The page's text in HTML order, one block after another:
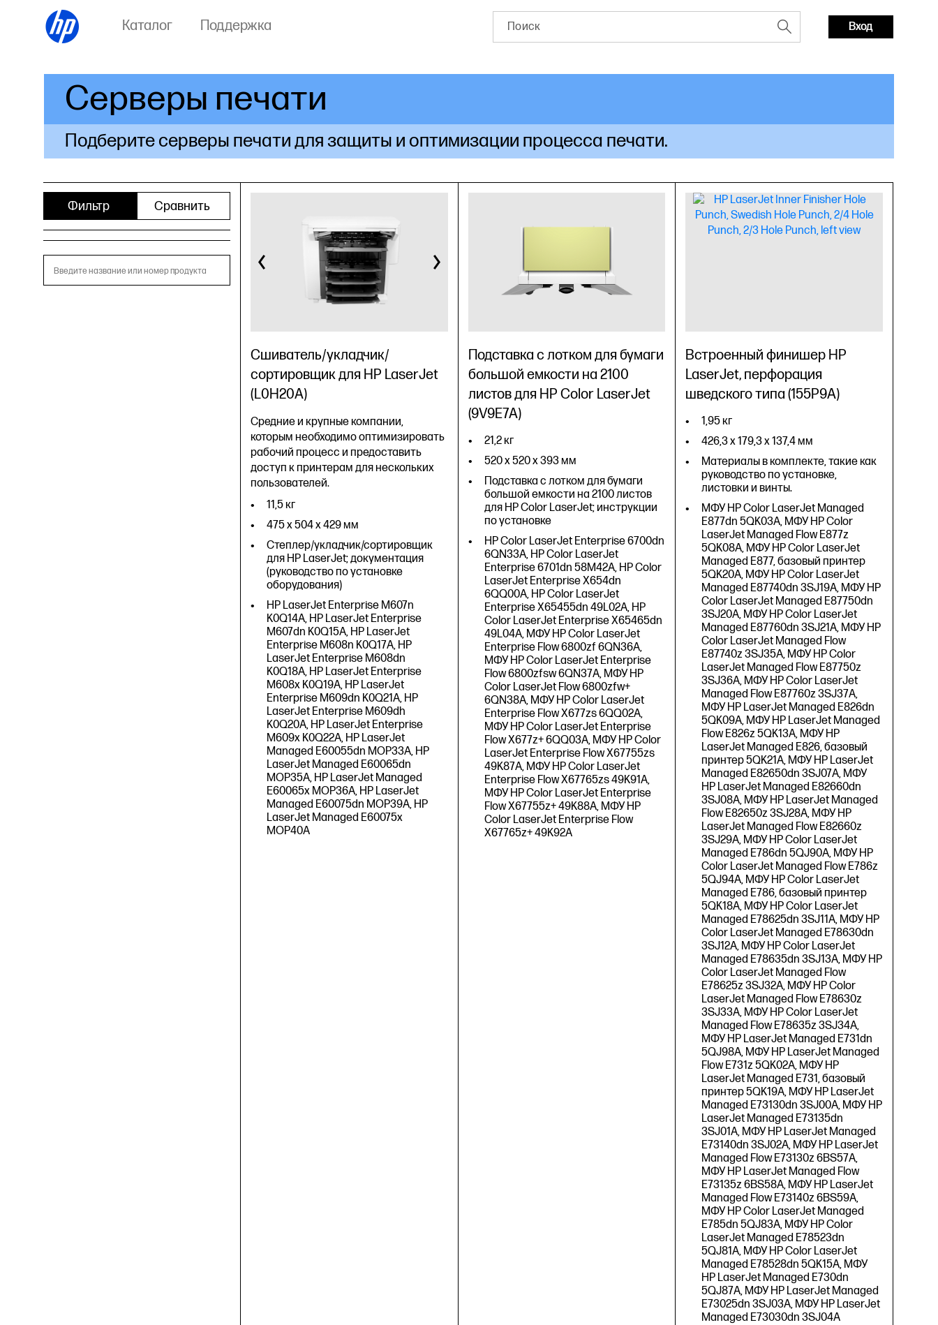
Каталог Поддержка Вход
Серверы печати
Подберите серверы печати для защиты и оптимизации процесса печати.
Фильтр Сравнить
Сшиватель/укладчик/
сортировщик для HP LaserJet
(L0H20A)
Средние и крупные компании,
которым необходимо оптимизировать
рабочий процесс и предоставить
доступ к принтерам для нескольких
пользователей.
11,5 кг
475 x 504 x 429 мм
Степлер/укладчик/сортировщик
для HP LaserJet; документация
(руководство по установке
оборудования)
HP LaserJet Enterprise M607n
K0Q14A, HP LaserJet Enterprise
M607dn K0Q15A, HP LaserJet
Enterprise M608n K0Q17A, HP
LaserJet Enterprise M608dn
K0Q18A, HP LaserJet Enterprise
M608x K0Q19A, HP LaserJet
Enterprise M609dn K0Q21A, HP
LaserJet Enterprise M609dh
K0Q20A, HP LaserJet Enterprise
M609x K0Q22A, HP LaserJet
Managed E60055dn MOP33A, HP
LaserJet Managed E60065dn
MOP35A, HP LaserJet Managed
E60065x MOP36A, HP LaserJet
Managed E60075dn MOP39A, HP
LaserJet Managed E60075x
MOP40A
Подставка с лотком для бумаги
большой емкости на 2100
листов для HP Color LaserJet
(9V9E7A)
21,2 кг
520 x 520 x 393 мм
Подставка с лотком для бумаги
большой емкости на 2100 листов
для HP Color LaserJet; инструкции
по установке
HP Color LaserJet Enterprise 6700dn
6QN33A, HP Color LaserJet
Enterprise 6701dn 58M42A, HP Color
LaserJet Enterprise X654dn
6QQ00A, HP Color LaserJet
Enterprise X65455dn 49L02A, HP
Color LaserJet Enterprise X65465dn
49L04A, МФУ HP Color LaserJet
Enterprise Flow 6800zf 6QN36A,
МФУ HP Color LaserJet Enterprise
Flow 6800zfsw 6QN37A, МФУ HP
Color LaserJet Flow 6800zfw+
6QN38A, МФУ HP Color LaserJet
Enterprise Flow X677zs 6QQ02A,
МФУ HP Color LaserJet Enterprise
Flow X677z+ 6QQ03A, МФУ HP Color
LaserJet Enterprise Flow X67755zs
49K87A, МФУ HP Color LaserJet
Enterprise Flow X67765zs 49K91A,
МФУ HP Color LaserJet Enterprise
Flow X67755z+ 49K88A, МФУ HP
Color LaserJet Enterprise Flow
X67765z+ 49K92A
Встроенный финишер HP
LaserJet, перфорация
шведского типа (155P9A)
1,95 кг
426,3 x 179,3 x 137,4 мм
Материалы в комплекте, такие как
руководство по установке,
листовки и винты.
МФУ HP Color LaserJet Managed
E877dn 5QK03A, МФУ HP Color
LaserJet Managed Flow E877z
5QK08A, МФУ HP Color LaserJet
Managed E877, базовый принтер
5QK20A, МФУ HP Color LaserJet
Managed E87740dn 3SJ19A, МФУ HP
Color LaserJet Managed E87750dn
3SJ20A, МФУ HP Color LaserJet
Managed E87760dn 3SJ21A, МФУ HP
Color LaserJet Managed Flow
E87740z 3SJ35A, МФУ HP Color
LaserJet Managed Flow E87750z
3SJ36A, МФУ HP Color LaserJet
Managed Flow E87760z 3SJ37A,
МФУ HP LaserJet Managed E826dn
5QK09A, МФУ HP LaserJet Managed
Flow E826z 5QK13A, МФУ HP
LaserJet Managed E826, базовый
принтер 5QK21A, МФУ HP LaserJet
Managed E82650dn 3SJ07A, МФУ
HP LaserJet Managed E82660dn
3SJ08A, МФУ HP LaserJet Managed
Flow E82650z 3SJ28A, МФУ HP
LaserJet Managed Flow E82660z
3SJ29A, МФУ HP Color LaserJet
Managed E786dn 5QJ90A, МФУ HP
Color LaserJet Managed Flow E786z
5QJ94A, МФУ HP Color LaserJet
Managed E786, базовый принтер
5QK18A, МФУ HP Color LaserJet
Managed E78625dn 3SJ11A, МФУ HP
Color LaserJet Managed E78630dn
3SJ12A, МФУ HP Color LaserJet
Managed E78635dn 3SJ13A, МФУ HP
Color LaserJet Managed Flow
E78625z 3SJ32A, МФУ HP Color
LaserJet Managed Flow E78630z
3SJ33A, МФУ HP Color LaserJet
Managed Flow E78635z 3SJ34A,
МФУ HP LaserJet Managed E731dn
5QJ98A, МФУ HP LaserJet Managed
Flow E731z 5QK02A, МФУ HP
LaserJet Managed E731, базовый
принтер 5QK19A, МФУ HP LaserJet
Managed E73130dn 3SJ00A, МФУ HP
LaserJet Managed E73135dn
3SJ01A, МФУ HP LaserJet Managed
E73140dn 3SJ02A, МФУ HP LaserJet
Managed Flow E73130z 6BS57A,
МФУ HP LaserJet Managed Flow
E73135z 6BS58A, МФУ HP LaserJet
Managed Flow E73140z 6BS59A,
МФУ HP Color LaserJet Managed
E785dn 5QJ83A, МФУ HP Color
LaserJet Managed E78523dn
5QJ81A, МФУ HP Color LaserJet
Managed E78528dn 5QK15A, МФУ
HP LaserJet Managed E730dn
5QJ87A, МФУ HP LaserJet Managed
E73025dn 3SJ03A, МФУ HP LaserJet
Managed E73030dn 3SJ04A